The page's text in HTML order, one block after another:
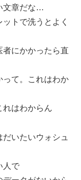
文章だな…
トで洗うとよく
者にかかったら直
て。これはわか
はわからん
いたいウォシュ
人で